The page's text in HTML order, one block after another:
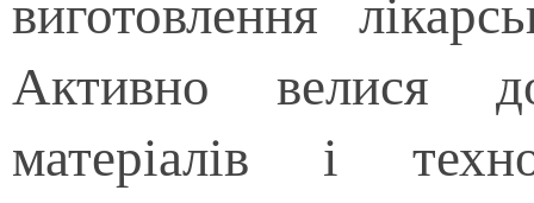
Активно велися
матеріалів і